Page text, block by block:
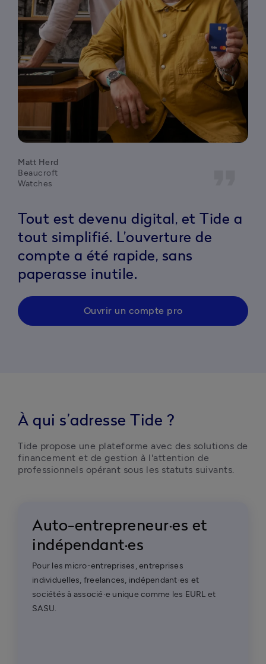
Matt Herd
Beaucroft
Watches
Tout est devenu digital, et Tide a
tout simplifié. L’ouverture de
compte a été rapide, sans
paperasse inutile.
Ouvrir un compte pro
À qui s’adresse Tide ?
Tide propose une plateforme avec des solutions de
financement et de gestion à l'attention de
professionnels opérant sous les statuts suivants.
Auto-entrepreneur·es et
indépendant·es
Pour les micro-entreprises, entreprises
individuelles, freelances, indépendant·es et
sociétés à associé·e unique comme les EURL et
SASU.